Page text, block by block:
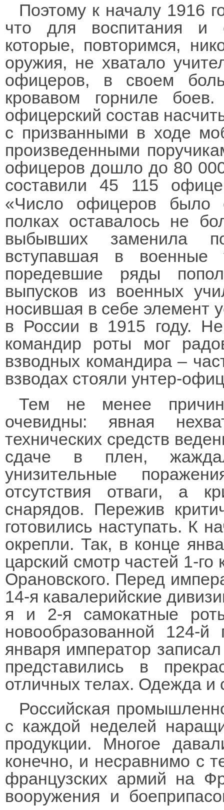
Поэтому к началу 1916
что для воспитания и
которые, повторимся,
оружия, не хватало
офицеров, в своем
кровавом горниле
офицерский состав
с призванными в ходе
произведенными
офицеров дошло до 80
составили 45 115
«Число офицеров было
полках оставалось не
выбывших заменила
вступавшая в
поредевшие ряды
выпусков из военных
носившая в себе элемент
в России в 1915 году.
командир роты мог
взводных командира –
взводах стояли унтер-
Тем не менее
очевидны: явная
технических средств
сдаче в плен,
унизительные
отсутствия отваги, а
снарядов. Пережив
готовились наступать. К
окрепли. Так, в конце
царский смотр частей 1-го
Орановского. Перед
14-я кавалерийские
я и 2-я самокатные
новообразованной 124-
января император
представились в
отличных телах. Одежда и
Российская
с каждой неделей
продукции. Многое
конечно, и несравнимо с
французских армий на
вооружения и